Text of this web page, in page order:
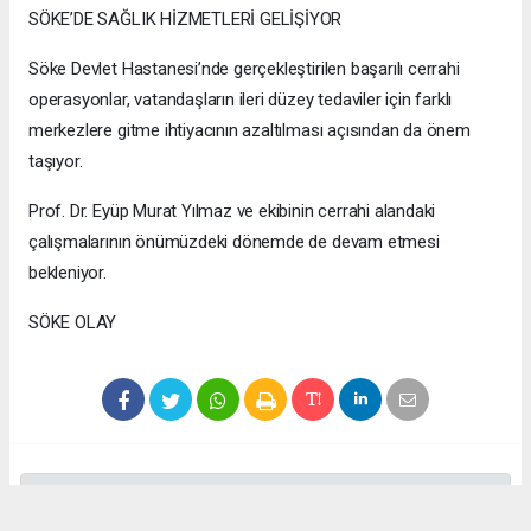
SÖKE’DE SAĞLIK HİZMETLERİ GELİŞİYOR
Söke Devlet Hastanesi’nde gerçekleştirilen başarılı cerrahi
operasyonlar, vatandaşların ileri düzey tedaviler için farklı
merkezlere gitme ihtiyacının azaltılması açısından da önem
taşıyor.
Prof. Dr. Eyüp Murat Yılmaz ve ekibinin cerrahi alandaki
çalışmalarının önümüzdeki dönemde de devam etmesi
bekleniyor.
SÖKE OLAY